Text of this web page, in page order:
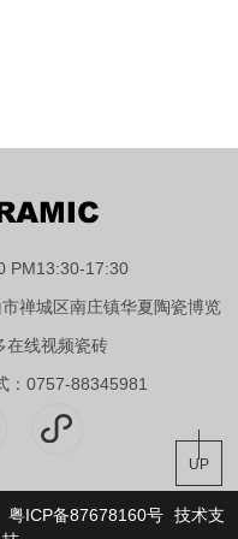
PM13:30-17:30
市禅城区南庄镇华夏陶瓷博览
在线视频瓷砖
：0757-88345981
粤ICP备87678160号 技术支
UP